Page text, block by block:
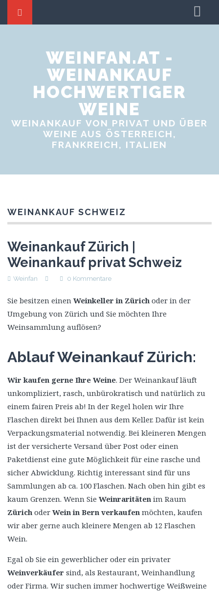
Weine tauschen
Weinproben
Weinevents
WEINFAN.AT -
WEINANKAUF
HOCHWERTIGER
WEINE
WEINANKAUF VON PRIVAT UND ÜBER
WEINE AUS ÖSTERREICH,
FRANKREICH, ITALIEN
WEINANKAUF SCHWEIZ
Weinankauf Zürich |
Weinankauf privat Schweiz
Weinfan 0 Kommentare
Sie besitzen einen Weinkeller in Zürich oder in der
Umgebung von Zürich und Sie möchten Ihre
Weinsammlung auflösen?
Ablauf Weinankauf Zürich:
Wir kaufen gerne Ihre Weine. Der Weinankauf läuft
unkompliziert, rasch, unbürokratisch und natürlich zu
einem fairen Preis ab! In der Regel holen wir Ihre
Flaschen direkt bei Ihnen aus dem Keller. Dafür ist kein
Verpackungsmaterial notwendig. Bei kleineren Mengen
ist der versicherte Versand über Post oder einen
Paketdienst eine gute Möglichkeit für eine rasche und
sicher Abwicklung. Richtig interessant sind für uns
Sammlungen ab ca. 100 Flaschen. Nach oben hin gibt es
kaum Grenzen. Wenn Sie Weinraritäten im Raum
Zürich oder Wein in Bern verkaufen möchten, kaufen
wir aber gerne auch kleinere Mengen ab 12 Flaschen
Wein.
Egal ob Sie ein gewerblicher oder ein privater
Weinverkäufer sind, als Restaurant, Weinhandlung
oder Firma. Wir suchen immer hochwertige Weißweine